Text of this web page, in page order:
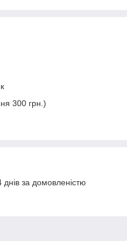
300 грн.)
за домовленістю